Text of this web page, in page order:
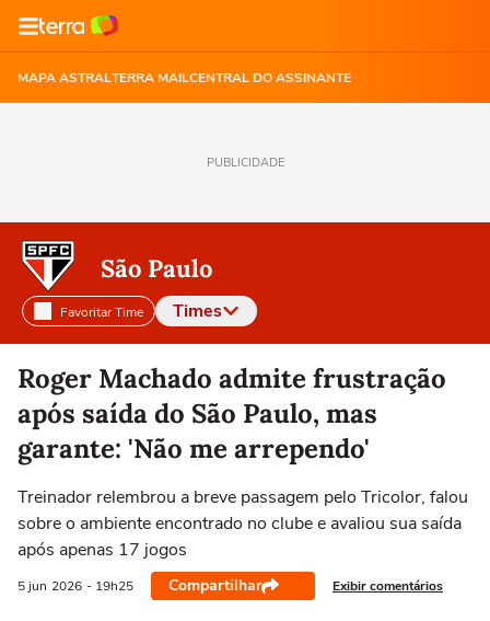
MAPA ASTRALTERRA MAILCENTRAL DO ASSINANTE
PUBLICIDADE
São Paulo
Favoritar Time Times
Selecione o time para ver as notícias
Roger Machado admite frustração
após saída do São Paulo, mas
garante: 'Não me arrependo'
Treinador relembrou a breve passagem pelo Tricolor, falou
sobre o ambiente encontrado no clube e avaliou sua saída
após apenas 17 jogos
5 jun 2026 - 19h25 Compartilhar Exibir comentários